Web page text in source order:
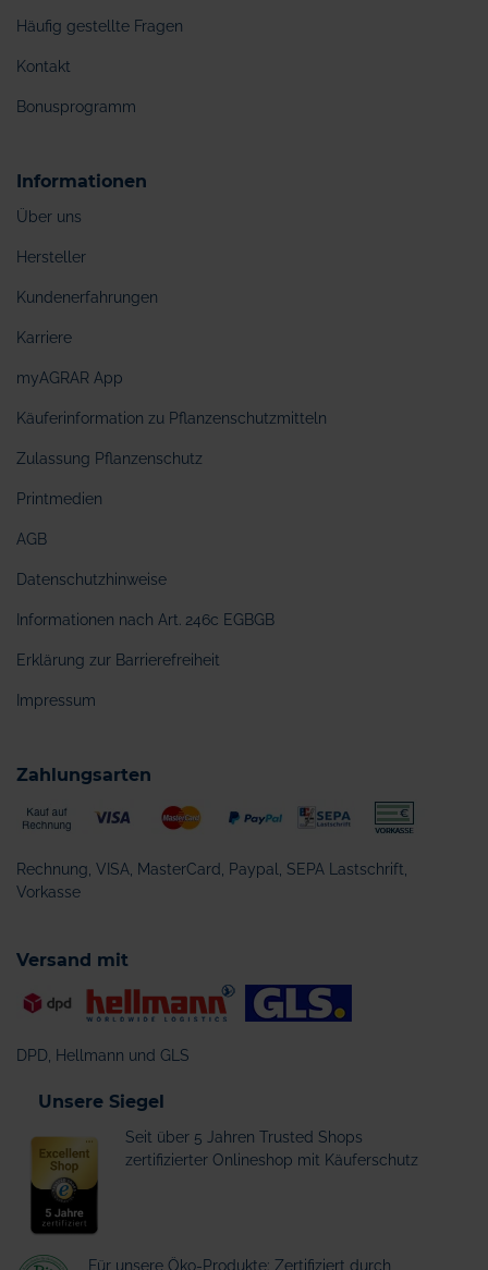
Häufig gestellte Fragen
Kontakt
Bonusprogramm
Informationen
Über uns
Hersteller
Kundenerfahrungen
Karriere
myAGRAR App
Käuferinformation zu Pflanzenschutzmitteln
Zulassung Pflanzenschutz
Printmedien
AGB
Datenschutzhinweise
Informationen nach Art. 246c EGBGB
Erklärung zur Barrierefreiheit
Impressum
Zahlungsarten
Rechnung, VISA, MasterCard, Paypal, SEPA Lastschrift,
Vorkasse
Versand mit
DPD, Hellmann und GLS
Unsere Siegel
Seit über 5 Jahren Trusted Shops
zertifizierter Onlineshop mit Käuferschutz
Für unsere Öko-Produkte: Zertifiziert durch